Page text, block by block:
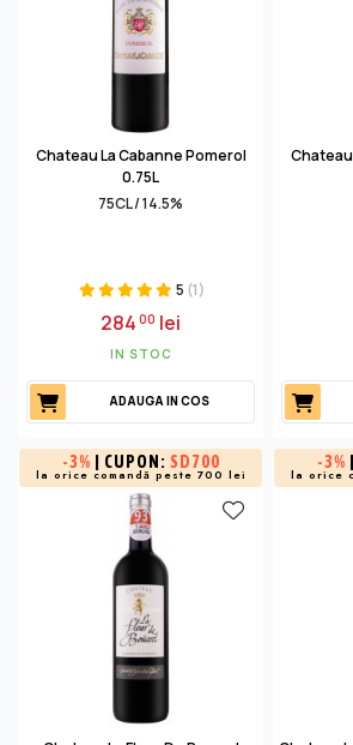
Chateau La Cabanne Pomerol
0.75L
75CL / 14.5%
5 (1)
28400 lei
IN STOC
ADAUGA IN COS
-3% | CUPON: SD700
la orice comandă peste 700 lei
-3%
la orice